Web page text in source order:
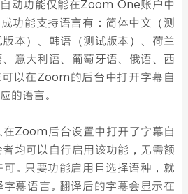
动功能仅能在Zoom One账户中
功能支持语言有：简体中文（测
本）、韩语（测试版本）、荷兰
意大利语、葡萄牙语、俄语、西
可以在Zoom的后台中打开字幕自
的语言。
在Zoom后台设置中打开了字幕自
均可以自行启用该功能，无需额
。只要功能启用且选择语种，就
幕语言。翻译后的字幕会显示在